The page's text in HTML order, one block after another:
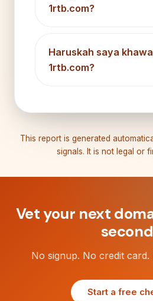
1rtb.com?
Haruskah saya
1rtb.com?
This report is generated
signals. It is not legal or
Vet your next
No signup. No credit card.
Start a free